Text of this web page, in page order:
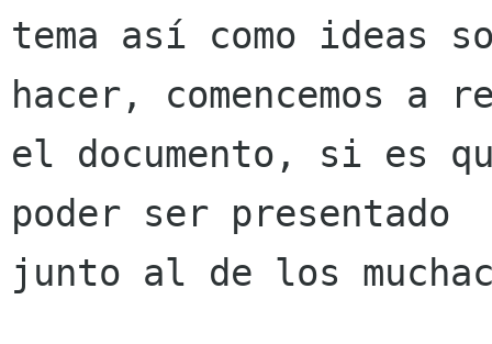
tema así como ideas
hacer, comencemos a
el documento, si es
poder ser presentado
junto al de los